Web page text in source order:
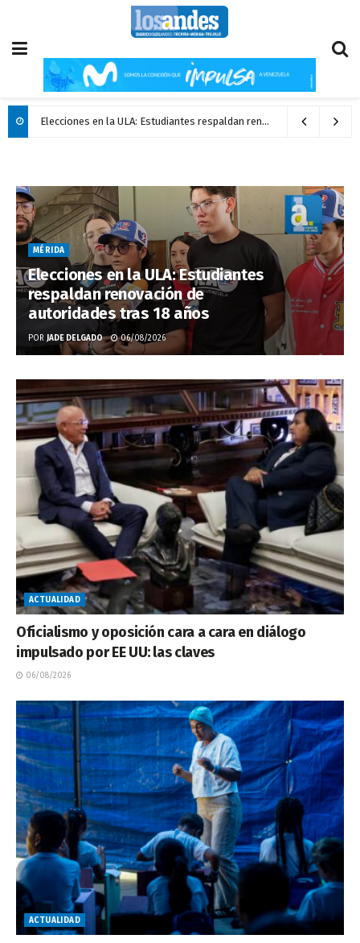
Elecciones en la ULA: Estudiantes respaldan renovación de autoridades tras 18 años
MÉRIDA
Elecciones en la ULA: Estudiantes
respaldan renovación de
autoridades tras 18 años
POR JADE DELGADO 06/08/2026
ACTUALIDAD
Oficialismo y oposición cara a cara en diálogo
impulsado por EE UU: las claves
06/08/2026
ACTUALIDAD